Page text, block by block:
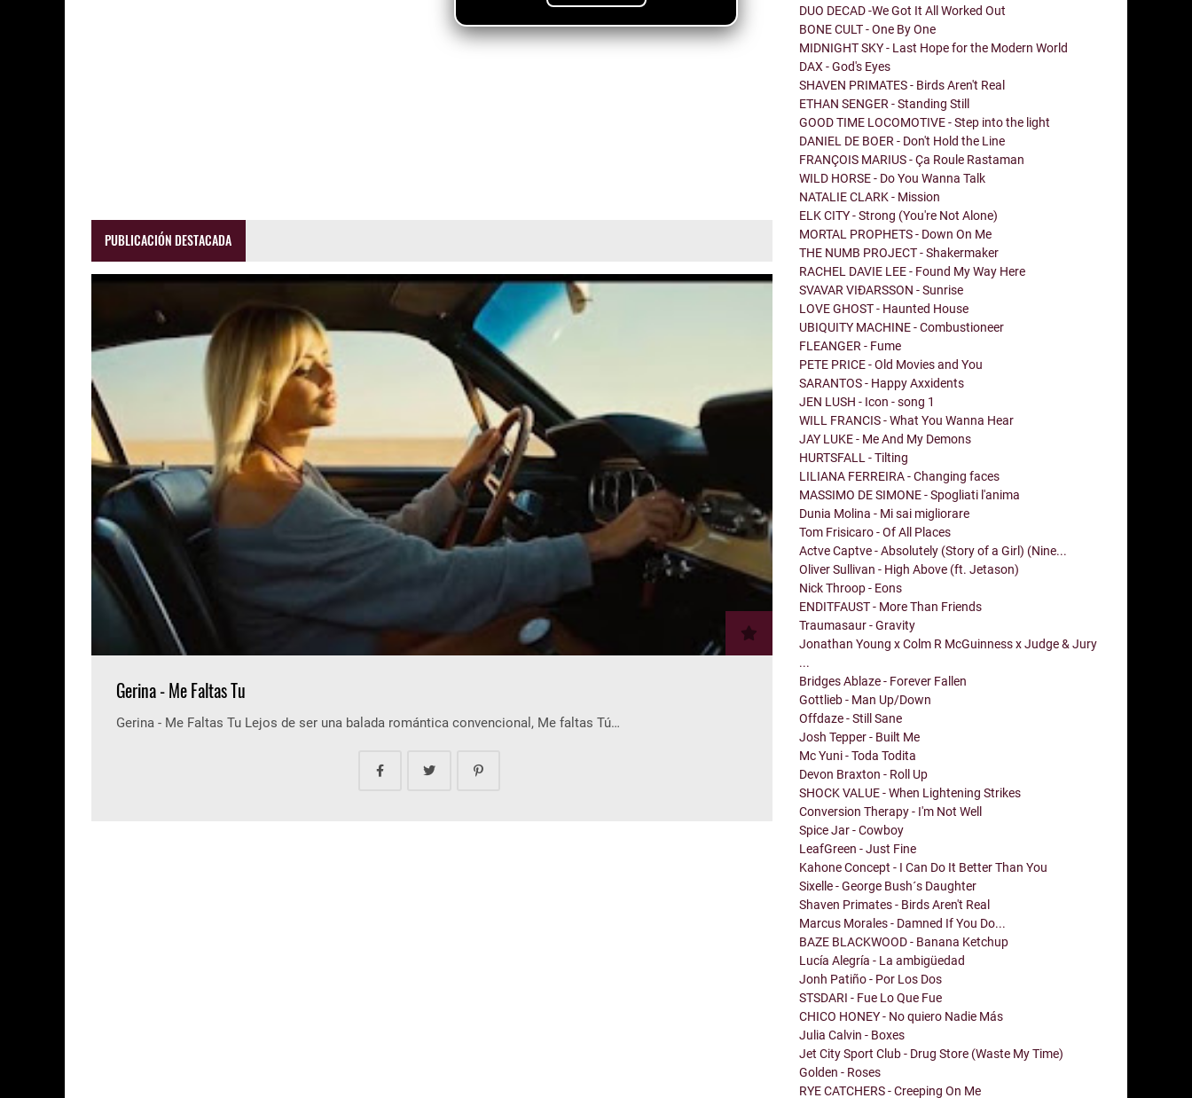
PUBLICACIÓN DESTACADA
Gerina - Me Faltas Tu
Gerina - Me Faltas Tu Lejos de ser una balada romántica convencional, Me faltas Tú…
DUO DECAD -We Got It All Worked Out
BONE CULT - One By One
MIDNIGHT SKY - Last Hope for the Modern World
DAX - God's Eyes
SHAVEN PRIMATES - Birds Aren't Real
ETHAN SENGER - Standing Still
GOOD TIME LOCOMOTIVE - Step into the light
DANIEL DE BOER - Don't Hold the Line
FRANÇOIS MARIUS - Ça Roule Rastaman
WILD HORSE - Do You Wanna Talk
NATALIE CLARK - Mission
ELK CITY - Strong (You're Not Alone)
MORTAL PROPHETS - Down On Me
THE NUMB PROJECT - Shakermaker
RACHEL DAVIE LEE - Found My Way Here
SVAVAR VIÐARSSON - Sunrise
LOVE GHOST - Haunted House
UBIQUITY MACHINE - Combustioneer
FLEANGER - Fume
PETE PRICE - Old Movies and You
SARANTOS - Happy Axxidents
JEN LUSH - Icon - song 1
WILL FRANCIS - What You Wanna Hear
JAY LUKE - Me And My Demons
HURTSFALL - Tilting
LILIANA FERREIRA - Changing faces
MASSIMO DE SIMONE - Spogliati l'anima
Dunia Molina - Mi sai migliorare
Tom Frisicaro - Of All Places
Actve Captve - Absolutely (Story of a Girl) (Nine...
Oliver Sullivan - High Above (ft. Jetason)
Nick Throop - Eons
ENDITFAUST - More Than Friends
Traumasaur - Gravity
Jonathan Young x Colm R McGuinness x Judge & Jury
...
Bridges Ablaze - Forever Fallen
Gottlieb - Man Up/Down
Offdaze - Still Sane
Josh Tepper - Built Me
Mc Yuni - Toda Todita
Devon Braxton - Roll Up
SHOCK VALUE - When Lightening Strikes
Conversion Therapy - I'm Not Well
Spice Jar - Cowboy
LeafGreen - Just Fine
Kahone Concept - I Can Do It Better Than You
Sixelle - George Bush´s Daughter
Shaven Primates - Birds Aren't Real
Marcus Morales - Damned If You Do...
BAZE BLACKWOOD - Banana Ketchup
Lucía Alegría - La ambigüedad
Jonh Patiño - Por Los Dos
STSDARI - Fue Lo Que Fue
CHICO HONEY - No quiero Nadie Más
Julia Calvin - Boxes
Jet City Sport Club - Drug Store (Waste My Time)
Golden - Roses
RYE CATCHERS - Creeping On Me